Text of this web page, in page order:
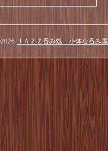
ＪＡＺＺ呑み処 小体な呑み屋